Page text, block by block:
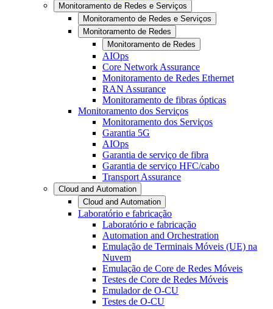
Monitoramento de Redes e Serviços
Monitoramento de Redes e Serviços
Monitoramento de Redes
Monitoramento de Redes
AIOps
Core Network Assurance
Monitoramento de Redes Ethernet
RAN Assurance
Monitoramento de fibras ópticas
Monitoramento dos Serviços
Monitoramento dos Serviços
Garantia 5G
AIOps
Garantia de serviço de fibra
Garantia de serviço HFC/cabo
Transport Assurance
Cloud and Automation
Cloud and Automation
Laboratório e fabricação
Laboratório e fabricação
Automation and Orchestration
Emulação de Terminais Móveis (UE) na
Nuvem
Emulação de Core de Redes Móveis
Testes de Core de Redes Móveis
Emulador de O-CU
Testes de O-CU